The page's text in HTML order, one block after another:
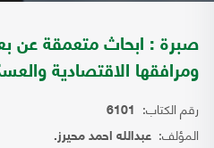
صبرة : ابحاث متعمقة عن
ومرافقها الاقتصادية
رقم الكتاب: 6101
المؤلف: عبدالله احمد محيرز.